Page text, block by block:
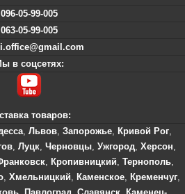
096-05-99-005
063-05-99-005
в соцсетях:
товаров:
, Львов, Запорожье, Кривой Рог,
, Луцк, Черновцы, Ужгород, Херсон,
, Кропивницкий, Тернополь,
, Хмельницкий, Каменское, Кременчуг,